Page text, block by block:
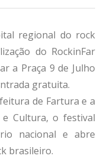
regional do rock
do RockinFar
a Praça 9 de Julho
gratuita.
de Fartura e a
Cultura, o festival
nacional e abre
brasileiro.